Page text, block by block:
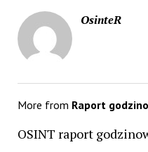
OsinteR
More from Raport
OSINT raport